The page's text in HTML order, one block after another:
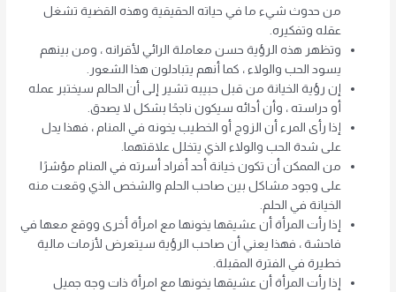
من حدوث شيء ما في حياته الحقيقية وهذه القضية تشغل
عقله وتفكيره.
وتظهر هذه الرؤية حسن معاملة الرائي لأقرانه ، ومن بينهم
يسود الحب والولاء ، كما أنهم يتبادلون هذا الشعور.
إن رؤية الخيانة من قبل حبيبه تشير إلى أن الحالم سيختبر عمله
أو دراسته ، وأن أدائه سيكون ناجحًا بشكل لا يصدق.
إذا رأى المرء أن الزوج أو الخطيب يخونه في المنام ، فهذا يدل
على شدة الحب والولاء الذي يتخلل علاقتهما.
من الممكن أن تكون خيانة أحد أفراد أسرته في المنام مؤشرًا
على وجود مشاكل بين صاحب الحلم والشخص الذي وقعت منه
الخيانة في الحلم.
إذا رأت المرأة أن عشيقها يخونها مع امرأة أخرى ووقع معها في
فاحشة ، فهذا يعني أن صاحب الرؤية سيتعرض لأزمات مالية
خطيرة في الفترة المقبلة.
إذا رأت المرأة أن عشيقها يخونها مع امرأة ذات وجه جميل